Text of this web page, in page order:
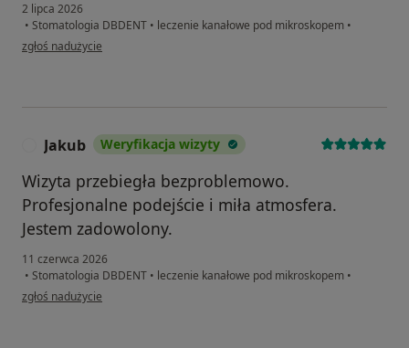
2 lipca 2026
• Stomatologia DBDENT • leczenie kanałowe pod mikroskopem •
w opinii użytkownika Ela
zgłoś nadużycie
Jakub Weryfikacja wizyty
Wizyta przebiegła bezproblemowo.
Profesjonalne podejście i miła atmosfera.
Jestem zadowolony.
11 czerwca 2026
• Stomatologia DBDENT • leczenie kanałowe pod mikroskopem •
w opinii użytkownika Jakub
zgłoś nadużycie